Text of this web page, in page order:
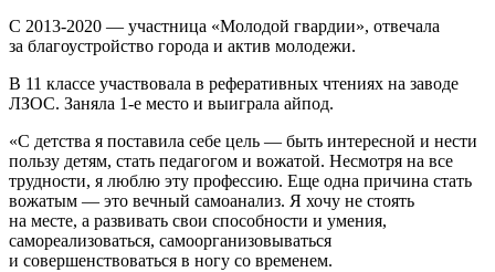
С 2013-2020 — участница «Молодой гвардии», отвечала
за благоустройство города и актив молодежи.
В 11 классе участвовала в реферативных чтениях на заводе
ЛЗОС. Заняла 1-е место и выиграла айпод.
«С детства я поставила себе цель — быть интересной и нести
пользу детям, стать педагогом и вожатой. Несмотря на все
трудности, я люблю эту профессию. Еще одна причина стать
вожатым — это вечный самоанализ. Я хочу не стоять
на месте, а развивать свои способности и умения,
самореализоваться, самоорганизовываться
и совершенствоваться в ногу со временем.